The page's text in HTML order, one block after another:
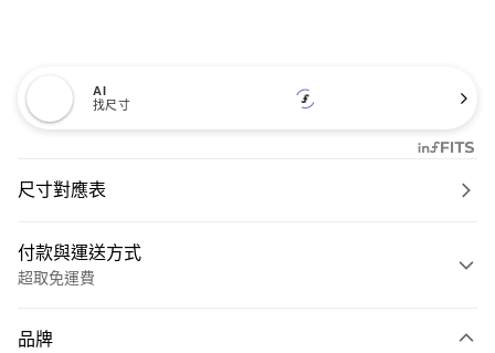
AI
找尺寸
尺寸對應表
付款與運送方式
超取免運費
品牌